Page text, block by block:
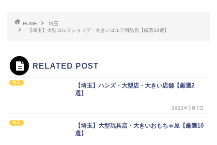
HOME
埼玉
【埼玉】大型ゴルフショップ・大きいゴルフ用品店【厳選10選】
RELATED POST
埼玉
【埼玉】ハンズ・大型店・大きい店舗【厳選2
選】
2023年3月7日
埼玉
【埼玉】大型玩具店・大きいおもちゃ屋【厳選10
選】